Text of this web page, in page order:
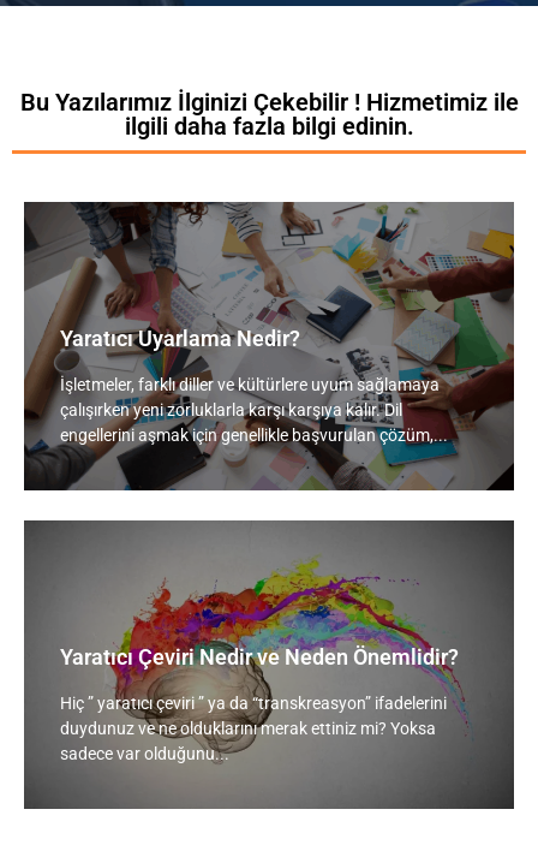
Bu Yazılarımız İlginizi Çekebilir ! Hizmetimiz ile
ilgili daha fazla bilgi edinin.
Yaratıcı Uyarlama Nedir?
İşletmeler, farklı diller ve kültürlere uyum sağlamaya
çalışırken yeni zorluklarla karşı karşıya kalır. Dil
engellerini aşmak için genellikle başvurulan çözüm,...
Yaratıcı Çeviri Nedir ve Neden Önemlidir?
Hiç ” yaratıcı çeviri ” ya da “transkreasyon” ifadelerini
duydunuz ve ne olduklarını merak ettiniz mi? Yoksa
sadece var olduğunu...